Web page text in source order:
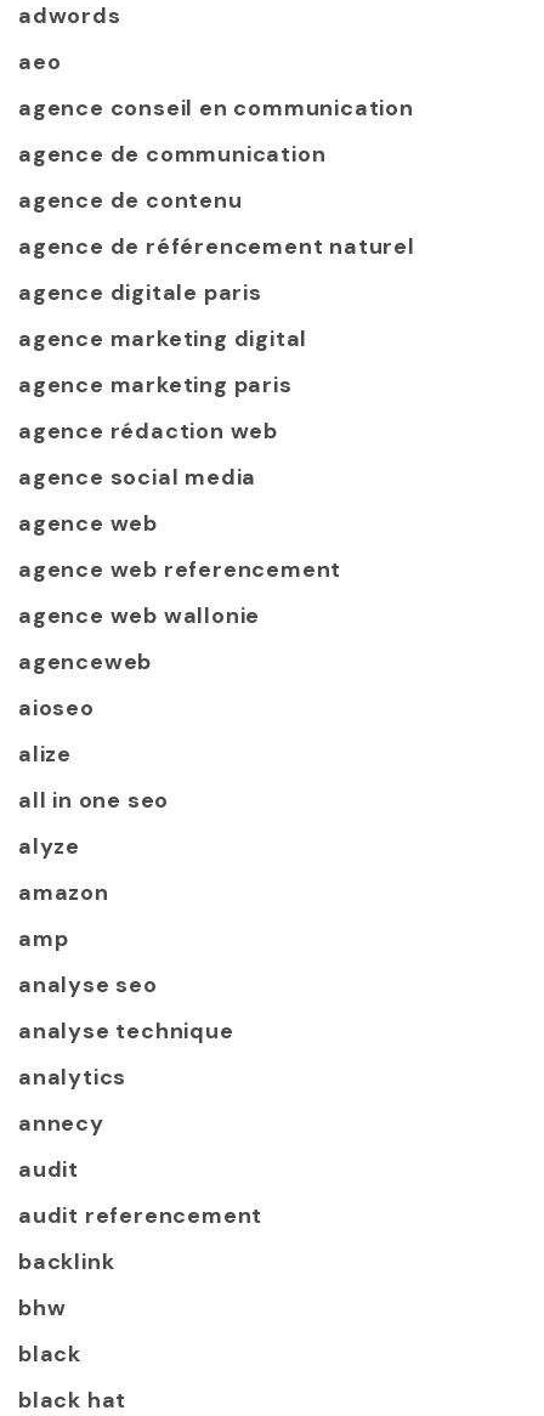
adwords
aeo
agence conseil en communication
agence de communication
agence de contenu
agence de référencement naturel
agence digitale paris
agence marketing digital
agence marketing paris
agence rédaction web
agence social media
agence web
agence web referencement
agence web wallonie
agenceweb
aioseo
alize
all in one seo
alyze
amazon
amp
analyse seo
analyse technique
analytics
annecy
audit
audit referencement
backlink
bhw
black
black hat